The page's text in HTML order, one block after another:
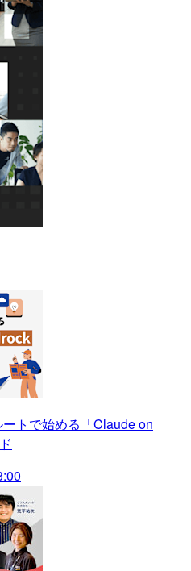
ートで始める「Claude on